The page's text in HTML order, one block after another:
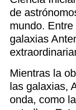
de
mundo.
galaxias
Mientras la
las galaxias,
onda, como